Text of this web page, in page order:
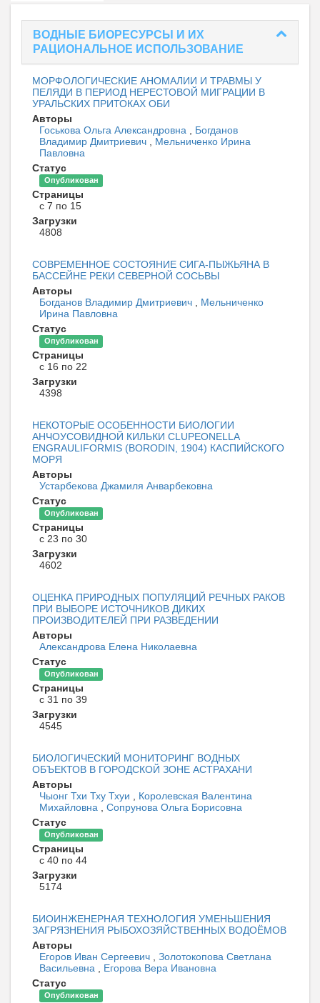
ВОДНЫЕ БИОРЕСУРСЫ И ИХ
РАЦИОНАЛЬНОЕ ИСПОЛЬЗОВАНИЕ
МОРФОЛОГИЧЕСКИЕ АНОМАЛИИ И ТРАВМЫ У
ПЕЛЯДИ В ПЕРИОД НЕРЕСТОВОЙ МИГРАЦИИ В
УРАЛЬСКИХ ПРИТОКАХ ОБИ
Авторы
Госькова Ольга Александровна , Богданов
Владимир Дмитриевич , Мельниченко Ирина
Павловна
Статус
Опубликован
Страницы
с 7 по 15
Загрузки
4808
СОВРЕМЕННОЕ СОСТОЯНИЕ СИГА-ПЫЖЬЯНА В
БАССЕЙНЕ РЕКИ СЕВЕРНОЙ СОСЬВЫ
Авторы
Богданов Владимир Дмитриевич , Мельниченко
Ирина Павловна
Статус
Опубликован
Страницы
с 16 по 22
Загрузки
4398
НЕКОТОРЫЕ ОСОБЕННОСТИ БИОЛОГИИ
АНЧОУСОВИДНОЙ КИЛЬКИ CLUPEONELLA
ENGRAULIFORMIS (BORODIN, 1904) КАСПИЙСКОГО
МОРЯ
Авторы
Устарбекова Джамиля Анварбековна
Статус
Опубликован
Страницы
с 23 по 30
Загрузки
4602
ОЦЕНКА ПРИРОДНЫХ ПОПУЛЯЦИЙ РЕЧНЫХ РАКОВ
ПРИ ВЫБОРЕ ИСТОЧНИКОВ ДИКИХ
ПРОИЗВОДИТЕЛЕЙ ПРИ РАЗВЕДЕНИИ
Авторы
Александрова Елена Николаевна
Статус
Опубликован
Страницы
с 31 по 39
Загрузки
4545
БИОЛОГИЧЕСКИЙ МОНИТОРИНГ ВОДНЫХ
ОБЪЕКТОВ В ГОРОДСКОЙ ЗОНЕ АСТРАХАНИ
Авторы
Чыонг Тхи Тху Тхуи , Королевская Валентина
Михайловна , Сопрунова Ольга Борисовна
Статус
Опубликован
Страницы
с 40 по 44
Загрузки
5174
БИОИНЖЕНЕРНАЯ ТЕХНОЛОГИЯ УМЕНЬШЕНИЯ
ЗАГРЯЗНЕНИЯ РЫБОХОЗЯЙСТВЕННЫХ ВОДОЁМОВ
Авторы
Егоров Иван Сергеевич , Золотокопова Светлана
Васильевна , Егорова Вера Ивановна
Статус
Опубликован